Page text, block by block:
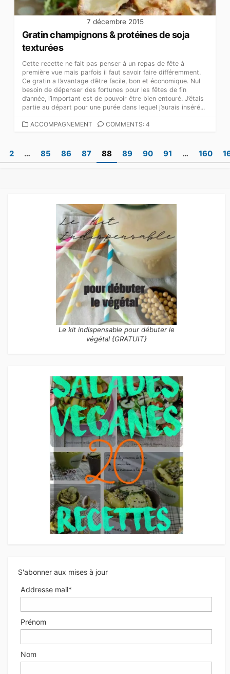
7 décembre 2015
Gratin champignons & protéines de soja
texturées
Cette recette ne fait pas penser à un repas de fête à
première vue mais parfois il faut savoir faire différemment.
Ce gratin a l’avantage d’être facile, bon et économique. Nul
besoin de dépenser des fortunes pour les fêtes de fin
d’année, l’important est de pouvoir être bien entouré. J’étais
partie au départ pour une purée dans lequel j’aurais inséré...
CATEGORIES
ACCOMPAGNEMENT COMMENTS: 4
Pagination
des
2 … 85 86 87 88 89 90 91 … 160
Le kit indispensable pour débuter le
végétal {GRATUIT}
S'abonner aux mises à jour
Addresse mail*
Prénom
Nom